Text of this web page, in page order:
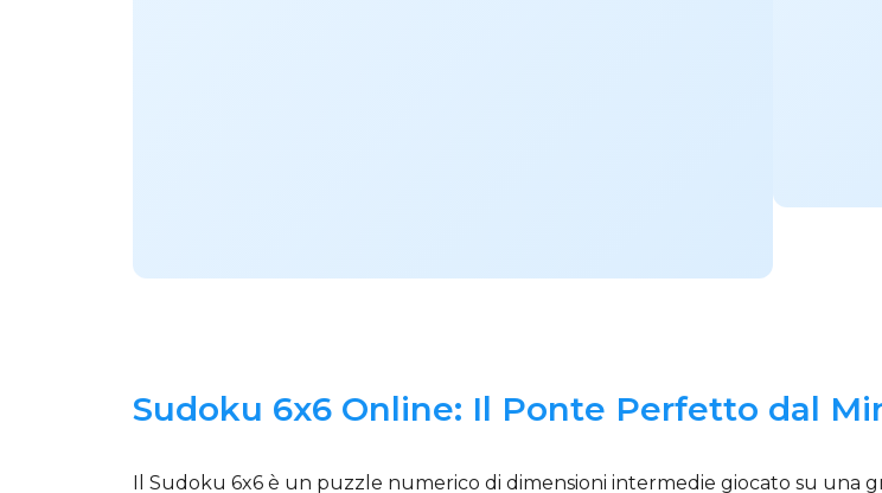
Sudoku 6x6 Online: Il Ponte Perfetto dal
Il Sudoku 6x6 è un puzzle numerico di dimensioni intermedie giocato su una